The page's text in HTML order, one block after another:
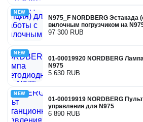
NEW
N975_F NORDBERG Эстакада
вилочным погрузчиком на
97 300 RUB
NEW
01-00019920 NORDBERG
N975
5 630 RUB
NEW
01-00019919 NORDBERG
управления для N975
6 890 RUB